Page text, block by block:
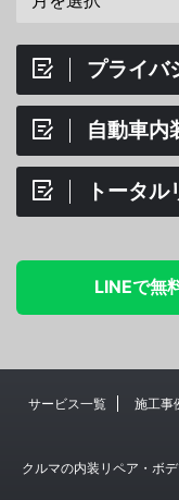
プライバ
自動車内
トータ
LINEで無
サービス一覧 施工事
クルマの内装リペア・ボ